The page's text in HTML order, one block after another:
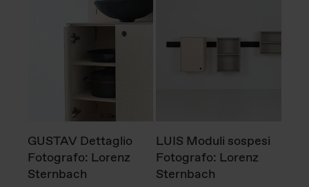
GUSTAV Dettaglio
Fotografo: Lorenz
Sternbach
LUIS Moduli sospesi
Fotografo: Lorenz
Sternbach